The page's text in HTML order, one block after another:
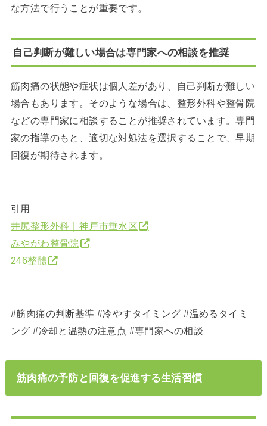
な方法で行うことが重要です。
自己判断が難しい場合は専門家への相談を推奨
筋肉痛の状態や症状は個人差があり、自己判断が難しい
場合もあります。 そのような場合は、整形外科や整骨院
などの専門家に相談することが推奨されています。専門
家の指導のもと、適切な対処法を選択することで、早期
回復が期待されます。
引用
井尻整形外科｜神戸市垂水区
みやがわ整骨院
246整體
#筋肉痛の判断基準 #冷やすタイミング #温めるタイミ
ング #冷却と温熱の注意点 #専門家への相談
筋肉痛の予防と回復を促進する生活習慣